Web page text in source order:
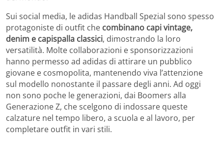
Sui social media, le adidas Handball Spezial sono spesso
protagoniste di outfit che combinano capi vintage,
denim e capispalla classici, dimostrando la loro
versatilità. Molte collaborazioni e sponsorizzazioni
hanno permesso ad adidas di attirare un pubblico
giovane e cosmopolita, mantenendo viva l’attenzione
sul modello nonostante il passare degli anni. Ad oggi
non sono poche le generazioni, dai Boomers alla
Generazione Z, che scelgono di indossare queste
calzature nel tempo libero, a scuola e al lavoro, per
completare outfit in vari stili.